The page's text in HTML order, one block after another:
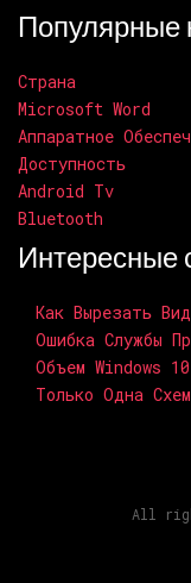
Популярные
Страна
Microsoft Word
Аппаратное
Доступность
Android Tv
Bluetooth
Интересные
Как Вырезать
Ошибка Службы
Объем Windows
Только Одна
All